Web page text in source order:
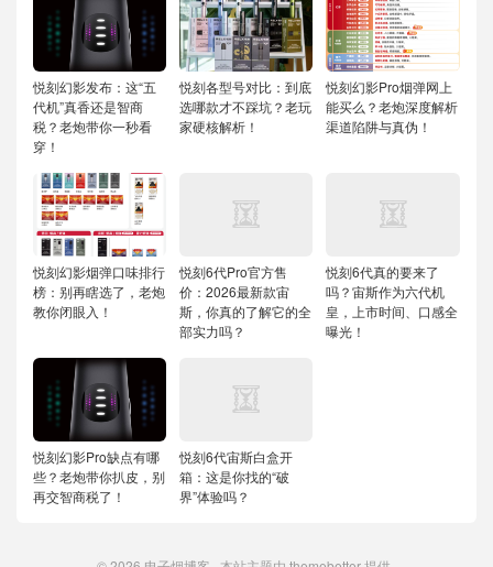
悦刻幻影发布：这“五
代机”真香还是智商
税？老炮带你一秒看
穿！
悦刻各型号对比：到底
选哪款才不踩坑？老玩
家硬核解析！
悦刻幻影Pro烟弹网上
能买么？老炮深度解析
渠道陷阱与真伪！
悦刻幻影烟弹口味排行
榜：别再瞎选了，老炮
教你闭眼入！
悦刻6代Pro官方售
价：2026最新款宙
斯，你真的了解它的全
部实力吗？
悦刻6代真的要来了
吗？宙斯作为六代机
皇，上市时间、口感全
曝光！
悦刻幻影Pro缺点有哪
些？老炮带你扒皮，别
再交智商税了！
悦刻6代宙斯白盒开
箱：这是你找的“破
界”体验吗？